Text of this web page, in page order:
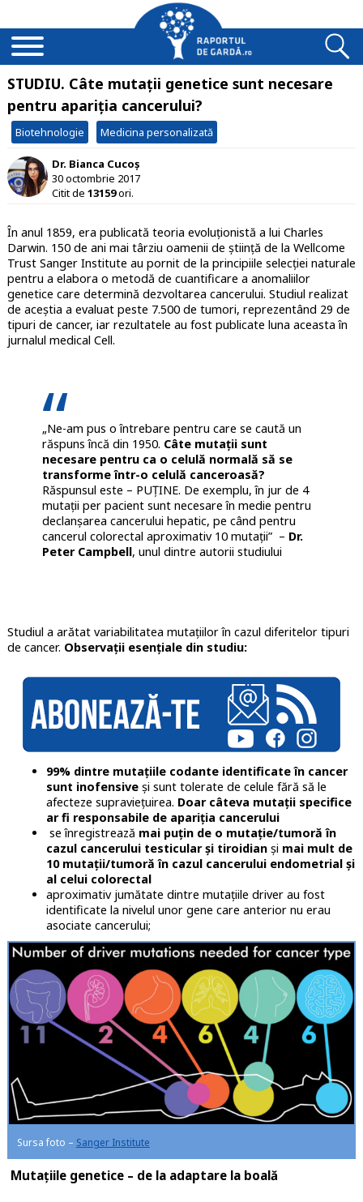
STUDIU. Câte mutații genetice sunt necesare
pentru apariția cancerului?
Biotehnologie Medicina personalizată
Dr. Bianca Cucoș
30 octombrie 2017
Citit de 13159ori.
În anul 1859, era publicată teoria evoluționistă a lui Charles
Darwin. 150 de ani mai târziu oamenii de știință de la Wellcome
Trust Sanger Institute au pornit de la principiile selecției naturale
pentru a elabora o metodă de cuantificare a anomaliilor
genetice care determină dezvoltarea cancerului. Studiul realizat
de aceștia a evaluat peste 7.500 de tumori, reprezentând 29 de
tipuri de cancer, iar rezultatele au fost publicate luna aceasta în
jurnalul medical Cell.
„Ne-am pus o întrebare pentru care se caută un
răspuns încă din 1950. Câte mutații sunt
necesare pentru ca o celulă normală să se
transforme într-o celulă canceroasă?
Răspunsul este – PUȚINE. De exemplu, în jur de 4
mutații per pacient sunt necesare în medie pentru
declanșarea cancerului hepatic, pe când pentru
cancerul colorectal aproximativ 10 mutații” – Dr.
Peter Campbell, unul dintre autorii studiului
Studiul a arătat variabilitatea mutațiilor în cazul diferitelor tipuri
de cancer. Observații esențiale din studiu:
99% dintre mutațiile codante identificate în cancer
sunt inofensive și sunt tolerate de celule fără să le
afecteze supraviețuirea. Doar câteva mutații specifice
ar fi responsabile de apariția cancerului
se înregistrează mai puțin de o mutație/tumoră în
cazul cancerului testicular și tiroidianși mai mult de
10 mutații/tumoră în cazul cancerului endometrial și
al celui colorectal
aproximativ jumătate dintre mutațiile driver au fost
identificate la nivelul unor gene care anterior nu erau
asociate cancerului;
Sursa foto – Sanger Institute
Mutațiile genetice – de la adaptare la boală